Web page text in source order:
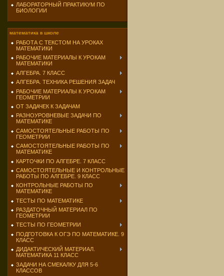
ЛАБОРАТОРНЫЙ ПРАКТИКУМ ПО
БИОЛОГИИ
математика в школе
РАБОТА С ТЕКСТОМ НА УРОКАХ
МАТЕМАТИКИ
РАБОЧИЕ МАТЕРИАЛЫ К УРОКАМ
МАТЕМАТИКИ
АЛГЕБРА. 7 КЛАСС
АЛГЕБРА. ТЕХНИКА РЕШЕНИЯ ЗАДАЧ
РАБОЧИЕ МАТЕРИАЛЫ К УРОКАМ
ГЕОМЕТРИИ
ОТ ЗАДАЧЕК К ЗАДАЧАМ
РАЗНОУРОВНЕВЫЕ ЗАДАЧИ ПО
МАТЕМАТИКЕ
САМОСТОЯТЕЛЬНЫЕ РАБОТЫ ПО
ГЕОМЕТРИИ
САМОСТОЯТЕЛЬНЫЕ РАБОТЫ ПО
МАТЕМАТИКЕ
КАРТОЧКИ ПО АЛГЕБРЕ. 7 КЛАСС
САМОСТОЯТЕЛЬНЫЕ И КОНТРОЛЬНЫЕ
РАБОТЫ ПО АЛГЕБРЕ. 9 КЛАСС
КОНТРОЛЬНЫЕ РАБОТЫ ПО
МАТЕМАТИКЕ
ТЕСТЫ ПО МАТЕМАТИКЕ
РАЗДАТОЧНЫЙ МАТЕРИАЛ ПО
ГЕОМЕТРИИ
ТЕСТЫ ПО ГЕОМЕТРИИ
ПОДГОТОВКА К ОГЭ ПО МАТЕМАТИКЕ. 9
КЛАСС
ДИДАКТИЧЕСКИЙ МАТЕРИАЛ.
МАТЕМАТИКА 11 КЛАСС
ЗАДАЧИ НА СМЕКАЛКУ ДЛЯ 5-6
КЛАССОВ